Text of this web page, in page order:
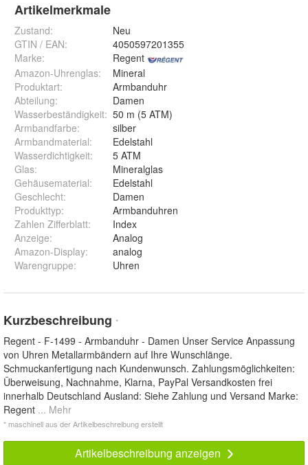
Artikelmerkmale
Zustand:
Neu
GTIN / EAN:
4050597201355
Marke:
Regent
Amazon-Uhrenglas:
Mineral
Produktart:
Armbanduhr
Abteilung:
Damen
Wasserbeständigkeit: 50 m (5 ATM)
Armbandfarbe:
silber
Armbandmaterial:
Edelstahl
Wasserdichtigkeit:
5 ATM
Glas:
Mineralglas
Gehäusematerial:
Edelstahl
Geschlecht:
Damen
Produkttyp:
Armbanduhren
Zahlen Zifferblatt:
Index
Anzeige:
Analog
Amazon-Display:
analog
Warengruppe: Uhren
Kurzbeschreibung *
Regent - F-1499 - Armbanduhr - Damen Unser Service Anpassung
von Uhren Metallarmbändern auf Ihre Wunschlänge.
Schmuckanfertigung nach Kundenwunsch. Zahlungsmöglichkeiten:
Überweisung, Nachnahme, Klarna, PayPal Versandkosten frei
innerhalb Deutschland Ausland: Siehe Zahlung und Versand Marke:
Regent ... Mehr
* maschinell aus der Artikelbeschreibung erstellt
Artikelbeschreibung anzeigen